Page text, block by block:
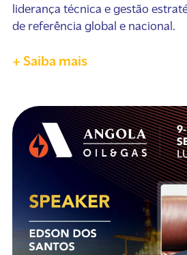
liderança técnica e gestão
de referência global e nacional.
+ Saiba mais